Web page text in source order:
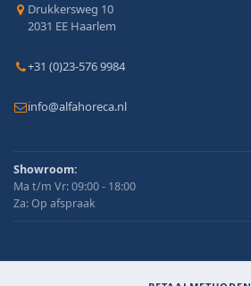
Drukkersweg 10
2031 EE Haarlem
+31 (0)23-576 9984
info@alfahoreca.nl
Showroom:
Ma t/m Vr: 09:00 - 18:00
Za: Op afspraak